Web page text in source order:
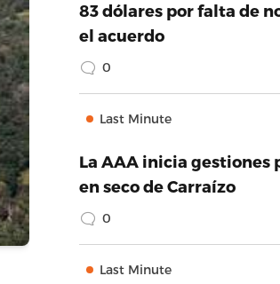
83 dólares por falta de
el acuerdo
0
Last Minute
La AAA inicia gestiones
en seco de Carraízo
0
Last Minute